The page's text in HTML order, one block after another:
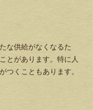
な供給がなくなるた
とがあります。特に人
つくこともあります。